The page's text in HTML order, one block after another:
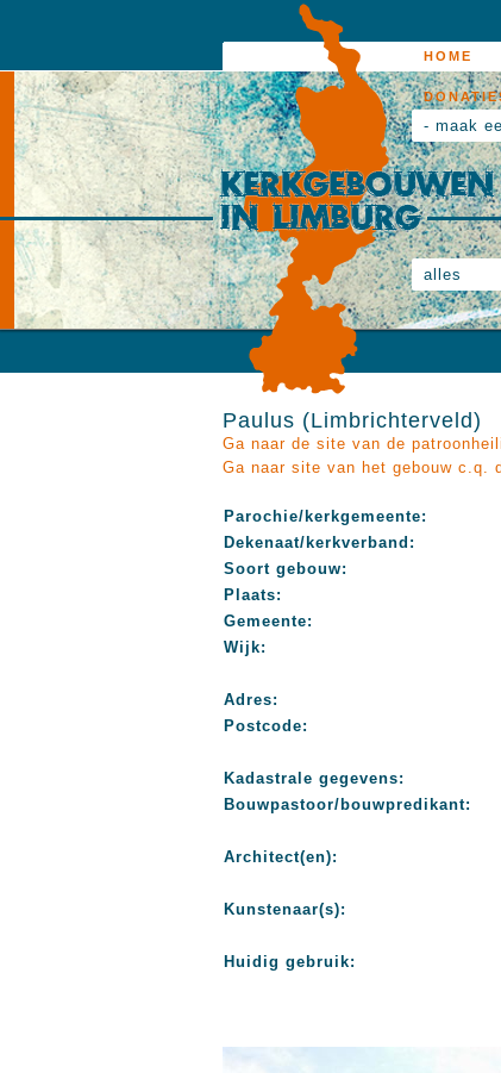
HOME
- maak
alles
Paulus (Limbrichterveld)
Ga naar de site van de
Ga naar site van het gebouw c.q.
Parochie/kerkgemeente:
Dekenaat/kerkverband:
Soort gebouw:
Plaats:
Gemeente:
Wijk:
Adres:
Postcode:
Kadastrale gegevens:
Bouwpastoor/bouwpredikant:
Architect(en):
Kunstenaar(s):
Huidig gebruik: